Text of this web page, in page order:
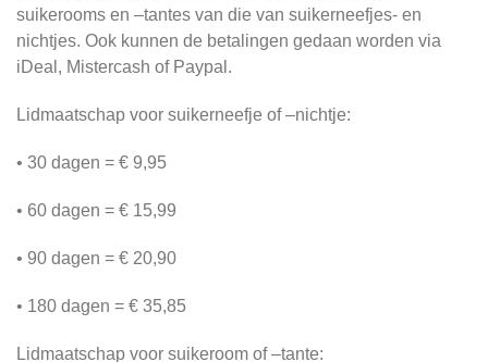
suikerooms en –tantes van die van suikerneefjes- en
nichtjes. Ook kunnen de betalingen gedaan worden via
iDeal, Mistercash of Paypal.
Lidmaatschap voor suikerneefje of –nichtje:
• 30 dagen = € 9,95
• 60 dagen = € 15,99
• 90 dagen = € 20,90
• 180 dagen = € 35,85
Lidmaatschap voor suikeroom of –tante: